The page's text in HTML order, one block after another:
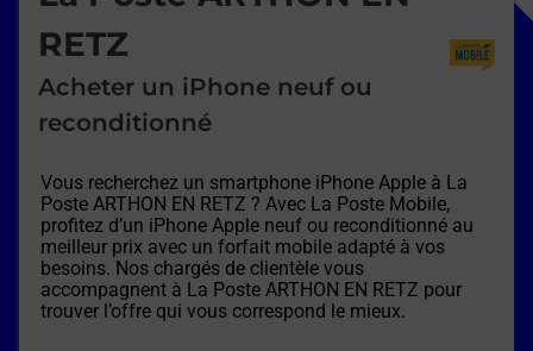
RETZ
Acheter un iPhone neuf ou
reconditionné
Vous recherchez un smartphone iPhone Apple à La
Poste ARTHON EN RETZ ? Avec La Poste Mobile,
profitez d’un iPhone Apple neuf ou reconditionné au
meilleur prix avec un forfait mobile adapté à vos
besoins. Nos chargés de clientèle vous
accompagnent à La Poste ARTHON EN RETZ pour
trouver l’offre qui vous correspond le mieux.